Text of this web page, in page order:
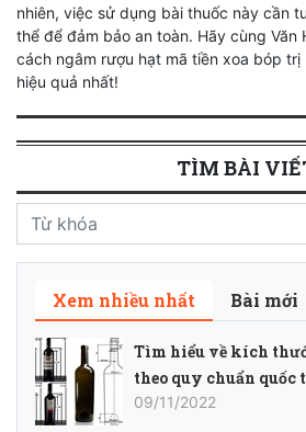
nhiên, việc sử dụng bài thuốc này cần
thể để đảm bảo an toàn. Hãy cùng Văn
cách ngâm rượu hạt mã tiền xoa bóp
hiệu quả nhất!
TÌM BÀI
Xem nhiều nhất Bài mới
Tìm hiểu về kích
theo quy chuẩn quốc
09/11/2022